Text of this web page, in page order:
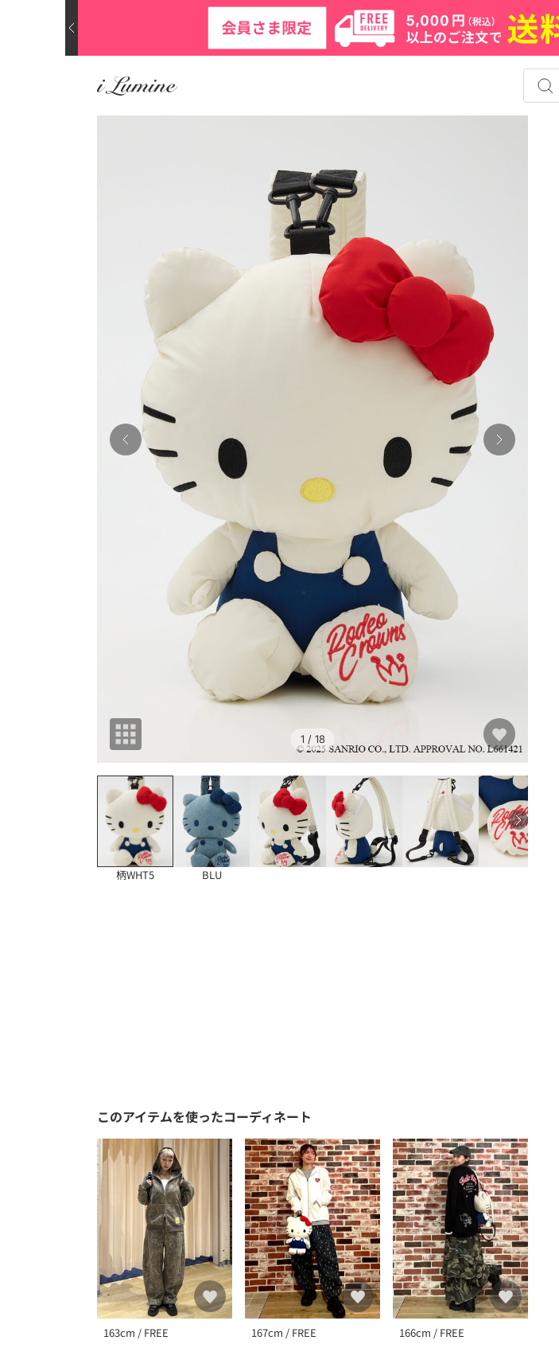
1 / 18
柄WHT5 BLU
このアイテムを使ったコーディネート
163cm / FREE 167cm / FREE 166cm / FREE